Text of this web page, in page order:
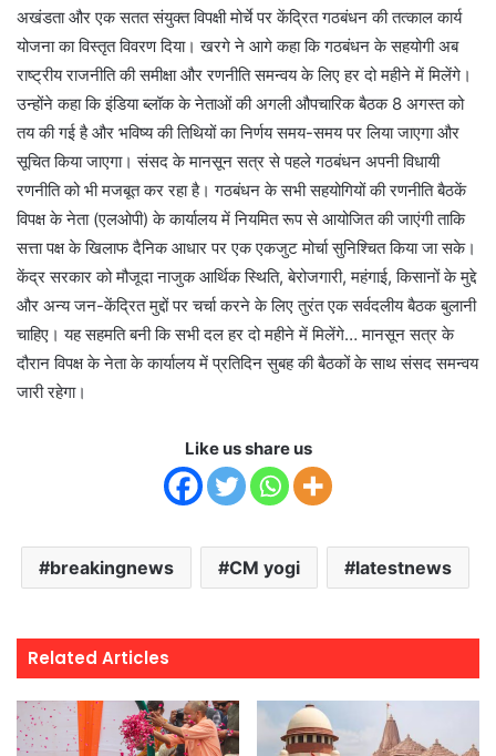
अखंडता और एक सतत संयुक्त विपक्षी मोर्चे पर केंद्रित गठबंधन की तत्काल कार्य
योजना का विस्तृत विवरण दिया। खरगे ने आगे कहा कि गठबंधन के सहयोगी अब
राष्ट्रीय राजनीति की समीक्षा और रणनीति समन्वय के लिए हर दो महीने में मिलेंगे।
उन्होंने कहा कि इंडिया ब्लॉक के नेताओं की अगली औपचारिक बैठक 8 अगस्त को
तय की गई है और भविष्य की तिथियों का निर्णय समय-समय पर लिया जाएगा और
सूचित किया जाएगा। संसद के मानसून सत्र से पहले गठबंधन अपनी विधायी
रणनीति को भी मजबूत कर रहा है। गठबंधन के सभी सहयोगियों की रणनीति बैठकें
विपक्ष के नेता (एलओपी) के कार्यालय में नियमित रूप से आयोजित की जाएंगी ताकि
सत्ता पक्ष के खिलाफ दैनिक आधार पर एक एकजुट मोर्चा सुनिश्चित किया जा सके।
केंद्र सरकार को मौजूदा नाजुक आर्थिक स्थिति, बेरोजगारी, महंगाई, किसानों के मुद्दे
और अन्य जन-केंद्रित मुद्दों पर चर्चा करने के लिए तुरंत एक सर्वदलीय बैठक बुलानी
चाहिए। यह सहमति बनी कि सभी दल हर दो महीने में मिलेंगे… मानसून सत्र के
दौरान विपक्ष के नेता के कार्यालय में प्रतिदिन सुबह की बैठकों के साथ संसद समन्वय
जारी रहेगा।
Like us share us
breakingnews CM yogi latestnews
Related Articles